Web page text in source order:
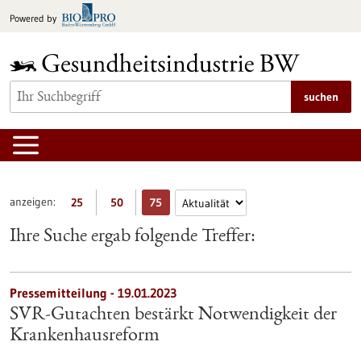
Inhalt
Powered by
suchen
anzeigen: 25 50 75
Ihre Suche ergab folgende Treffer:
Pressemitteilung - 19.01.2023
SVR-Gutachten bestärkt Notwendigkeit der
Krankenhausreform